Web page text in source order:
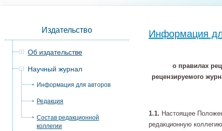
Издательство
Об издательстве
Научный журнал
Информация для авторов
Редакция
Состав редакционной
коллегии
Информация
о правилах
рецензируемого
1.1. Настоящее
редакционную